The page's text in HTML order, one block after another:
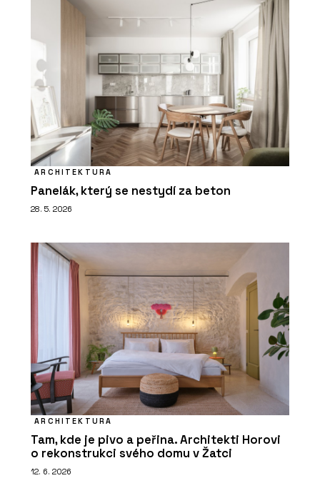
ARCHITEKTURA
Panelák, který se nestydí za beton
28. 5. 2026
ARCHITEKTURA
Tam, kde je pivo a peřina. Architekti Horovi
o rekonstrukci svého domu v Žatci
12. 6. 2026